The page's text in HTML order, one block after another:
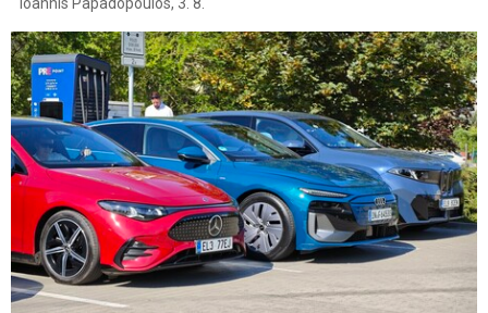
Ioannis Papadopoulos, 3. 8.